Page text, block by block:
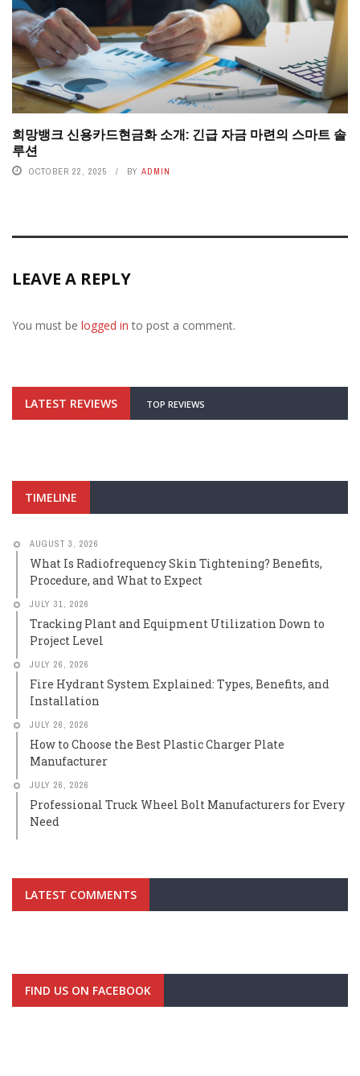
희망뱅크 신용카드현금화 소개: 긴급 자금 마련의 스마트 솔
루션
OCTOBER 22, 2025 BY ADMIN
LEAVE A REPLY
You must be logged in to post a comment.
LATEST REVIEWS TOP REVIEWS
TIMELINE
AUGUST 3, 2026
What Is Radiofrequency Skin Tightening? Benefits,
Procedure, and What to Expect
JULY 31, 2026
Tracking Plant and Equipment Utilization Down to
Project Level
JULY 26, 2026
Fire Hydrant System Explained: Types, Benefits, and
Installation
JULY 26, 2026
How to Choose the Best Plastic Charger Plate
Manufacturer
JULY 26, 2026
Professional Truck Wheel Bolt Manufacturers for Every
Need
LATEST COMMENTS
FIND US ON FACEBOOK